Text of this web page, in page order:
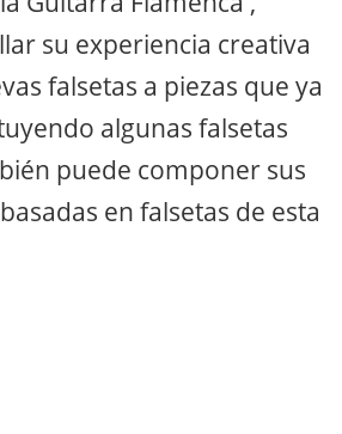
su experiencia creativa
falsetas a piezas que ya
algunas falsetas
puede componer sus
en falsetas de esta